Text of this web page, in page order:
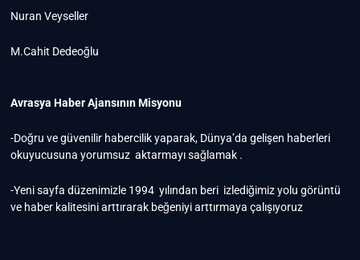
Nuran Veyseller
M.Cahit Dedeoğlu
Avrasya Haber Ajansının Misyonu
-Doğru ve güvenilir habercilik yaparak, Dünya’da gelişen haberleri
okuyucusuna yorumsuz aktarmayı sağlamak .
-Yeni sayfa düzenimizle 1994 yılından beri izlediğimiz yolu görüntü
ve haber kalitesini arttırarak beğeniyi arttırmaya çalışıyoruz